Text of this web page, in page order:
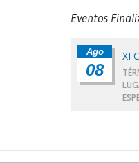
Eventos
Ago
08
XI